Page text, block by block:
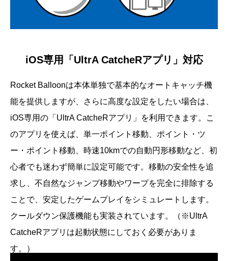
iOS専用「UltrA CatcheRアプリ」対応
Rocket Balloonは本体単独で基本的なオートキャッチ機
能を提供しますが、さらに高度な設定をしたい場合は、
iOS専用の「UltrA CatcheRアプリ」を利用できます。こ
のアプリを使えば、単一ポイント移動、ポイント・ツ
ー・ポイント移動、時速10kmでの自動円形移動など、初
心者でも迷わず簡単に設定可能です。移動の安全性を追
求し、不自然なジャンプ移動やワープを完全に排除する
ことで、安定したゲームプレイをシミュレートします。
クールダウン保護機能も実装されています。（※UltrA
CatcheRアプリは起動状態にしておく必要がありま
す。）